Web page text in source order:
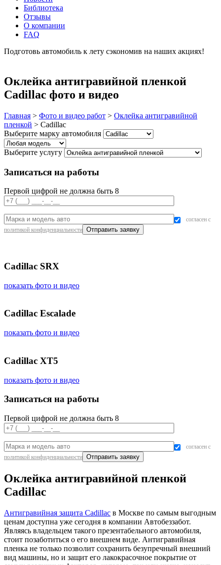
Библиотека
Отзывы
О компании
FAQ
Подготовь автомобиль к лету сэкономив на наших акциях!
Оклейка антигравийной пленкой
Cadillac фото и видео
Главная > Фото и видео работ > Оклейка антигравийной
пленкой > Cadillac
Выберите марку автомобиля
Выберите услугу
Записаться на работы
Первой цифрой не должна быть 8
согласен с
политикой конфиденциальности
Cadillac SRX
показать фото и видео
Cadillac Escalade
показать фото и видео
Cadillac XT5
показать фото и видео
Записаться на работы
Первой цифрой не должна быть 8
согласен с
политикой конфиденциальности
Оклейка антигравийной пленкой
Cadillac
Антигравийная защита Cadillac в Москве по самым выгодным
ценам доступна уже сегодня в компании Автобеззабот.
Являясь владельцем такого презентабельного автомобиля,
стоит позаботиться о его внешнем виде. Антигравийная
пленка не только позволит сохранить безупречный внешний
вид машины, но и защит его лакокрасочное покрытие от